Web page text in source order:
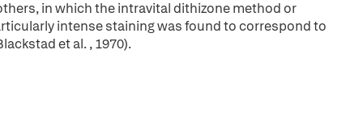
in which the intravital dithizone method or
intense staining was found to correspond to
et al. , 1970).